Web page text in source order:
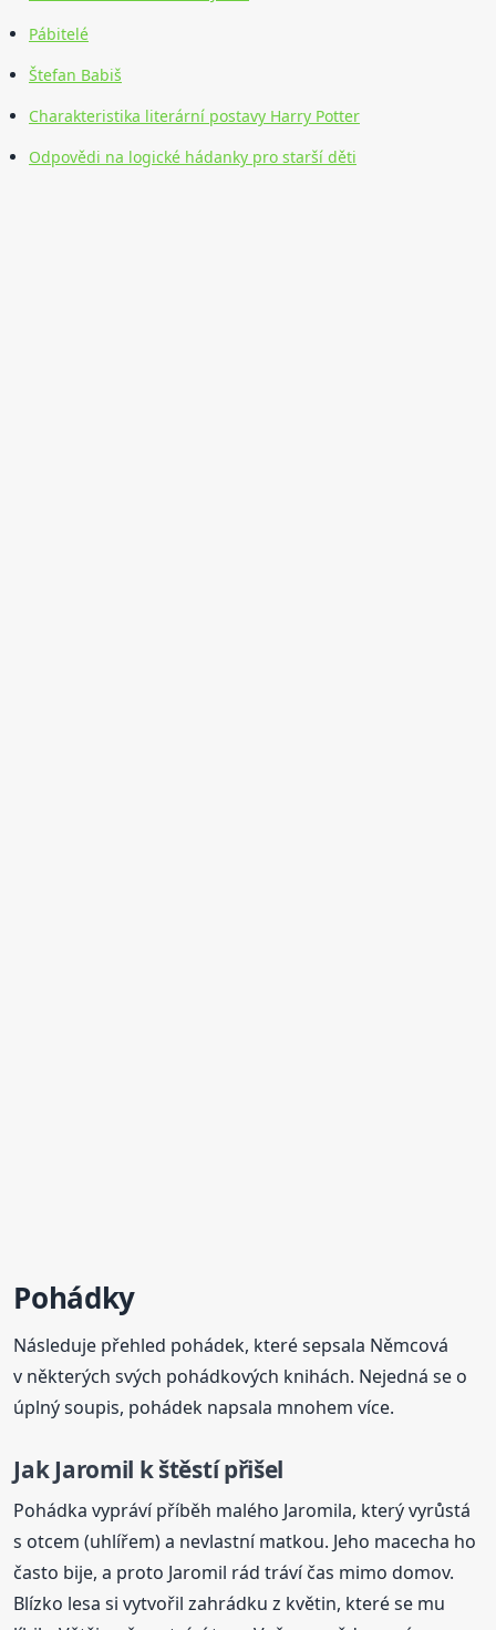
Pábitelé
Štefan Babiš
Charakteristika literární postavy Harry Potter
Odpovědi na logické hádanky pro starší děti
Pohádky
Následuje přehled pohádek, které sepsala Němcová
v některých svých pohádkových knihách. Nejedná se o
úplný soupis, pohádek napsala mnohem více.
Jak Jaromil k štěstí přišel
Pohádka vypráví příběh malého Jaromila, který vyrůstá
s otcem (uhlířem) a nevlastní matkou. Jeho macecha ho
často bije, a proto Jaromil rád tráví čas mimo domov.
Blízko lesa si vytvořil zahrádku z květin, které se mu